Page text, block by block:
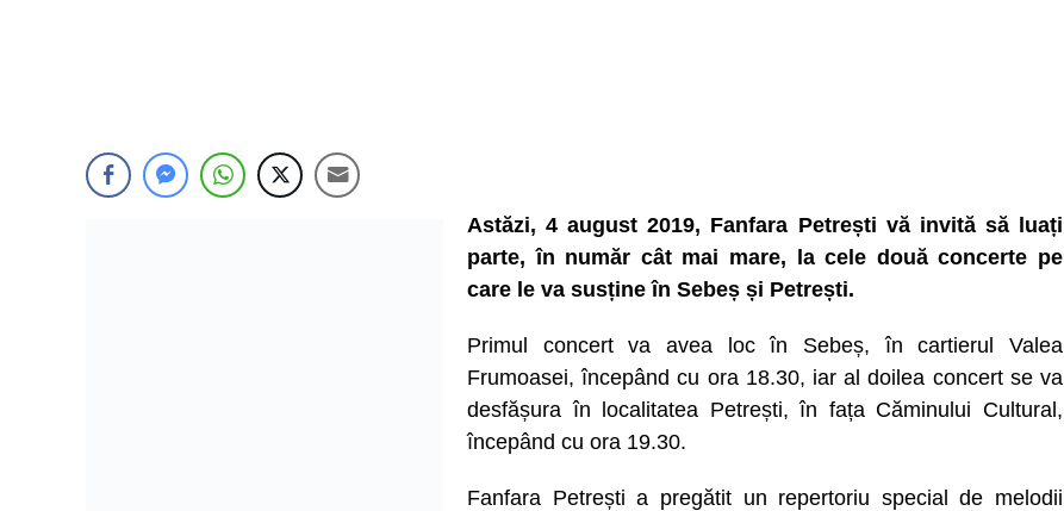
Astăzi, 4 august 2019, Fanfara Petrești vă invită să luați
parte, în număr cât mai mare, la cele două concerte pe
care le va susține în Sebeș și Petrești.
Primul concert va avea loc în Sebeș, în cartierul Valea
Frumoasei, începând cu ora 18.30, iar al doilea concert se va
desfășura în localitatea Petrești, în fața Căminului Cultural,
începând cu ora 19.30.
Fanfara Petrești a pregătit un repertoriu special de melodii